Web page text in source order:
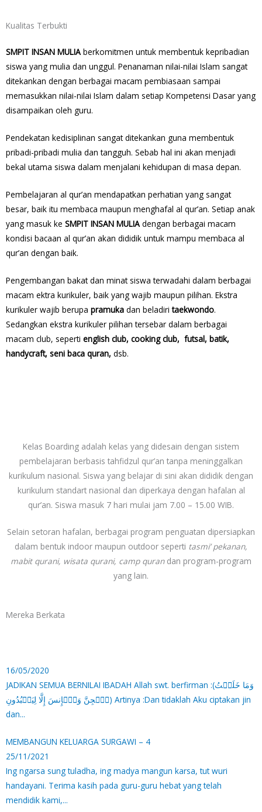
Kualitas Terbukti
SMPIT INSAN MULIAberkomitmen untuk membentuk kepribadian
siswa yang mulia dan unggul. Penanaman nilai-nilai Islam sangat
ditekankan dengan berbagai macam pembiasaan sampai
memasukkan nilai-nilai Islam dalam setiap Kompetensi Dasar yang
disampaikan oleh guru.
Pendekatan kedisiplinan sangat ditekankan guna membentuk
pribadi-pribadi mulia dan tangguh. Sebab hal ini akan menjadi
bekal utama siswa dalam menjalani kehidupan di masa depan.
Pembelajaran al qur’an mendapatkan perhatian yang sangat
besar, baik itu membaca maupun menghafal al qur’an. Setiap anak
yang masuk ke SMPIT INSAN MULIAdengan berbagai macam
kondisi bacaan al qur’an akan dididik untuk mampu membaca al
qur’an dengan baik.
Pengembangan bakat dan minat siswa terwadahi dalam berbagai
macam ektra kurikuler, baik yang wajib maupun pilihan. Ekstra
kurikuler wajib berupa pramuka dan beladiritaekwondo.
Sedangkan ekstra kurikuler pilihan tersebar dalam berbagai
macam club, seperti english club, cooking club, futsal, batik,
handycraft, seni baca quran, dsb.
Kelas Boarding adalah kelas yang didesain dengan sistem
pembelajaran berbasis tahfidzul qur’an tanpa meninggalkan
kurikulum nasional. Siswa yang belajar di sini akan dididik dengan
kurikulum standart nasional dan diperkaya dengan hafalan al
qur’an. Siswa masuk 7 hari mulai jam 7.00 – 15.00 WIB.
Selain setoran hafalan, berbagai program penguatan dipersiapkan
dalam bentuk indoor maupun outdoor seperti tasmi’ pekanan,
mabit qurani, wisata qurani, camp qurandan program-program
yang lain.
Mereka Berkata
16/05/2020
JADIKAN SEMUA BERNILAI IBADAH Allah swt. berfirman :(وَمَا خَلَقۡتُ
ٱلۡجِنَّ وَٱلۡإِنسَ إِلَّا لِیَعۡبُدُونِ) Artinya :Dan tidaklah Aku ciptakan jin
dan...
MEMBANGUN KELUARGA SURGAWI – 4
25/11/2021
Ing ngarsa sung tuladha, ing madya mangun karsa, tut wuri
handayani. Terima kasih pada guru-guru hebat yang telah
mendidik kami,...